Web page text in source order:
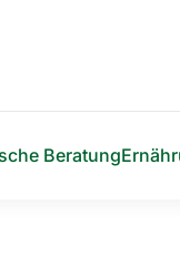
Beratung